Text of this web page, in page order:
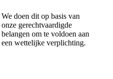
We doen dit op basis van
onze gerechtvaardigde
belangen om te voldoen aan
een wettelijke verplichting.